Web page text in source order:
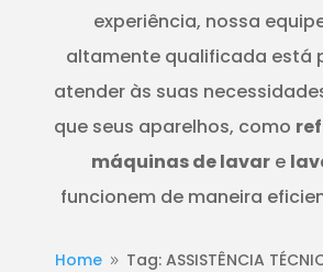
experiência, nossa
altamente qualificada está
atender às suas
que seus aparelhos, como
máquinas de lavar e
funcionem de maneira
Home 9 Tag: ASSISTÊNCIA